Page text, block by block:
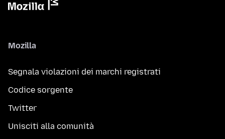
Mozilla
Segnala violazioni dei marchi registrati
Codice sorgente
Twitter
Unisciti alla comunità